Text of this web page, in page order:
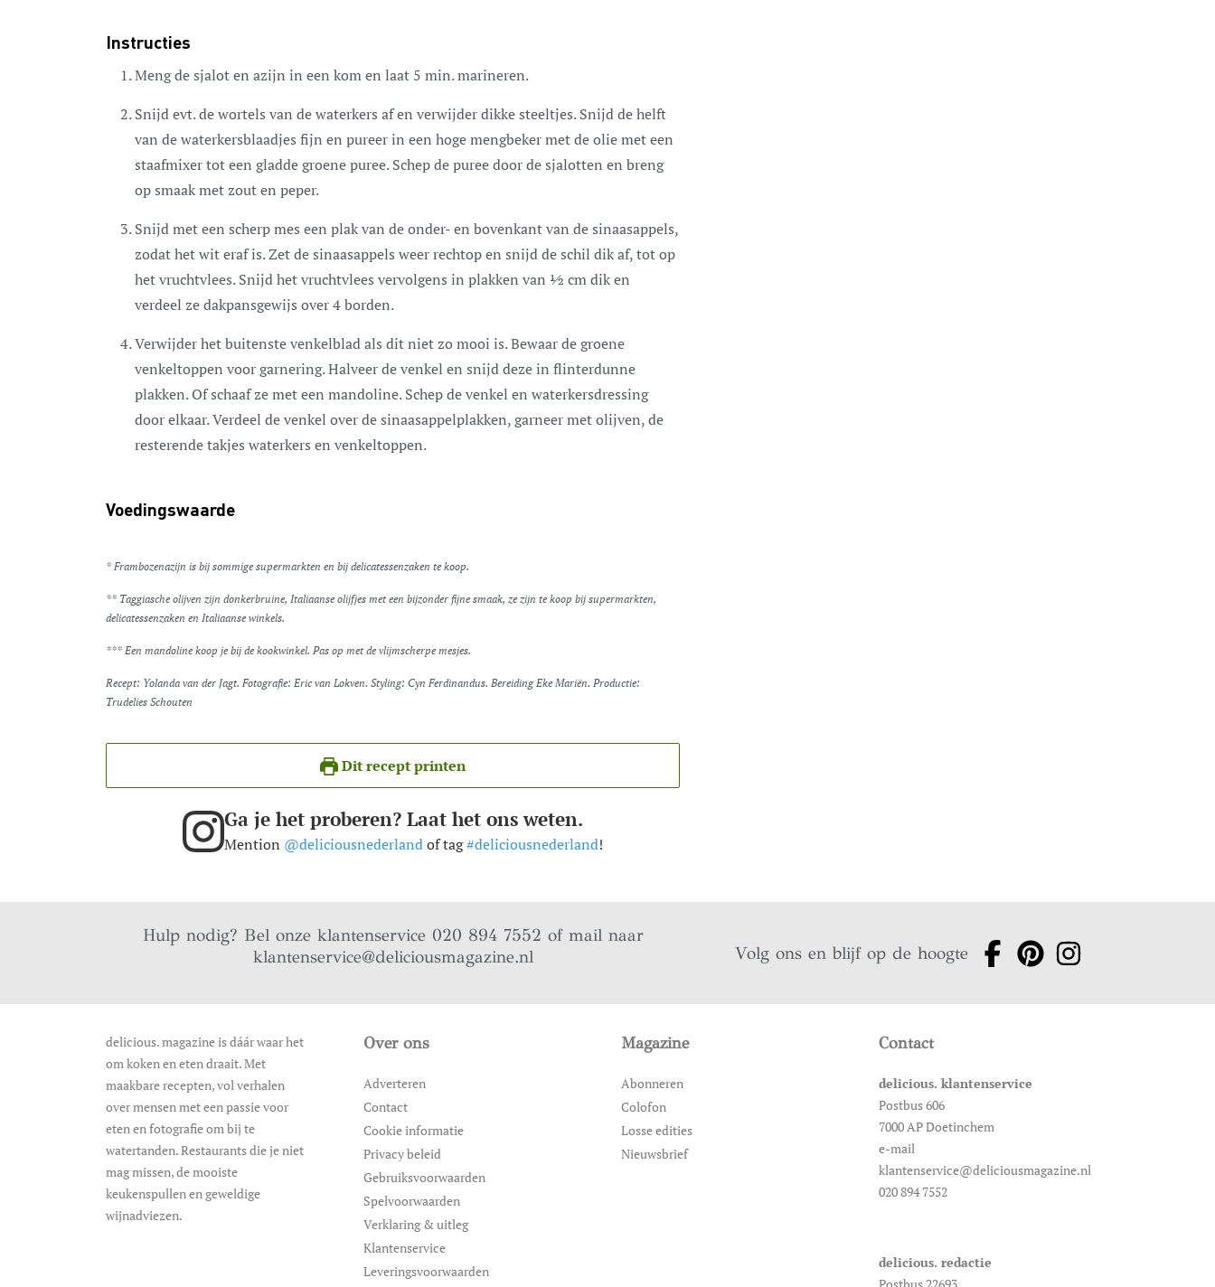
Instructies
Meng de sjalot en azijn in een kom en laat 5 min. marineren.
Snijd evt. de wortels van de waterkers af en verwijder dikke steeltjes. Snijd de helft
van de waterkersblaadjes fijn en pureer in een hoge mengbeker met de olie met een
staafmixer tot een gladde groene puree. Schep de puree door de sjalotten en breng
op smaak met zout en peper.
Snijd met een scherp mes een plak van de onder- en bovenkant van de sinaasappels,
zodat het wit eraf is. Zet de sinaasappels weer rechtop en snijd de schil dik af, tot op
het vruchtvlees. Snijd het vruchtvlees vervolgens in plakken van ½ cm dik en
verdeel ze dakpansgewijs over 4 borden.
Verwijder het buitenste venkelblad als dit niet zo mooi is. Bewaar de groene
venkeltoppen voor garnering. Halveer de venkel en snijd deze in flinterdunne
plakken. Of schaaf ze met een mandoline. Schep de venkel en waterkersdressing
door elkaar. Verdeel de venkel over de sinaasappelplakken, garneer met olijven, de
resterende takjes waterkers en venkeltoppen.
Voedingswaarde
* Frambozenazijn is bij sommige supermarkten en bij delicatessenzaken te koop.
** Taggiasche olijven zijn donkerbruine, Italiaanse olijfjes met een bijzonder fijne smaak, ze zijn te koop bij supermarkten,
delicatessenzaken en Italiaanse winkels.
*** Een mandoline koop je bij de kookwinkel. Pas op met de vlijmscherpe mesjes.
Recept: Yolanda van der Jagt. Fotografie: Eric van Lokven. Styling: Cyn Ferdinandus. Bereiding Eke Mariën. Productie:
Trudelies Schouten
Dit recept printen
Ga je het proberen? Laat het ons weten.
Mention @deliciousnederlandof tag#deliciousnederland!
Hulp nodig? Bel onze klantenservice 020 894 7552 of mail naar
klantenservice@deliciousmagazine.nl
Volg ons en blijf op de hoogte
delicious. magazine is dáár waar het
om koken en eten draait. Met
maakbare recepten, vol verhalen
over mensen met een passie voor
eten en fotografie om bij te
watertanden. Restaurants die je niet
mag missen, de mooiste
keukenspullen en geweldige
wijnadviezen.
Over ons
Adverteren
Contact
Cookie informatie
Privacy beleid
Gebruiksvoorwaarden
Spelvoorwaarden
Verklaring & uitleg
Klantenservice
Leveringsvoorwaarden
Magazine
Abonneren
Colofon
Losse edities
Nieuwsbrief
Contact
delicious. klantenservice
Postbus 606
7000 AP Doetinchem
e-mail
klantenservice@deliciousmagazine.nl
020 894 7552
delicious. redactie